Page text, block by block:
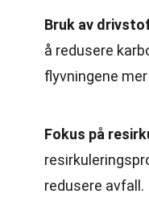
Bruk av
å redusere
flyvningene
Fokus på
redusere avfall.